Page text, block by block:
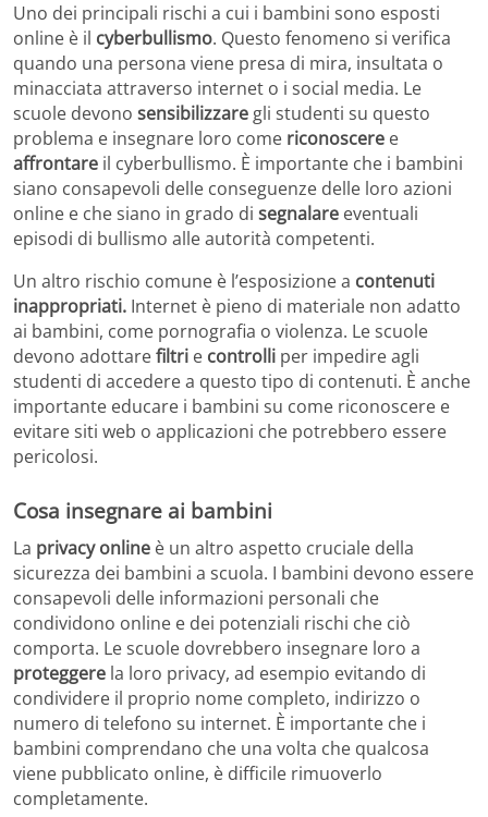
Uno dei principali rischi a cui i bambini sono esposti
online è il cyberbullismo. Questo fenomeno si verifica
quando una persona viene presa di mira, insultata o
minacciata attraverso internet o i social media. Le
scuole devono sensibilizzaregli studenti su questo
problema e insegnare loro come riconoscere e
affrontare il cyberbullismo. È importante che i bambini
siano consapevoli delle conseguenze delle loro azioni
online e che siano in grado di segnalare eventuali
episodi di bullismo alle autorità competenti.
Un altro rischio comune è l’esposizione a contenuti
inappropriati. Internet è pieno di materiale non adatto
ai bambini, come pornografia o violenza. Le scuole
devono adottarefiltri e controlli per impedire agli
studenti di accedere a questo tipo di contenuti. È anche
importante educare i bambini su come riconoscere e
evitare siti web o applicazioni che potrebbero essere
pericolosi.
Cosa insegnare ai bambini
La privacy online è un altro aspetto cruciale della
sicurezza dei bambini a scuola. I bambini devono essere
consapevoli delle informazioni personali che
condividono online e dei potenziali rischi che ciò
comporta. Le scuole dovrebbero insegnare loro a
proteggere la loro privacy, ad esempio evitando di
condividere il proprio nome completo, indirizzo o
numero di telefono su internet. È importante che i
bambini comprendano che una volta che qualcosa
viene pubblicato online, è difficile rimuoverlo
completamente.